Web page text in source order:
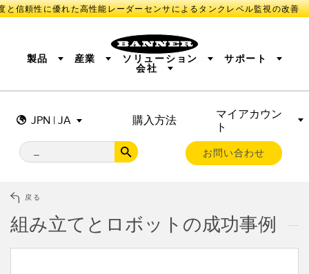
信頼性に優れた高性能レーダーセンサによるタンクレベル監視の改善
JPN | JA 購入方法
マイアカウン
ト
お問い合わせ
製品
センサ
測定ソリューション
BARCODE & VISION
リモートI/O
CONNECTIVITY
ソフトウエア
技術
産業 ソリューション
IIOT AND THE SMART FACTORY
MACHINE GUARDING
PICK-TO-LIGHT
INDUSTRIAL ILLUMINATION
MEASUREMENT & INSPECTION
VEHICLE DETECTION
サポート
会社
戻る
組み立てとロボットの成功事例